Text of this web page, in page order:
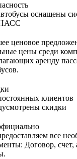
оснащены
ценовое
цены среди
аренду
клиентов
скидки
все
Договор, счет,